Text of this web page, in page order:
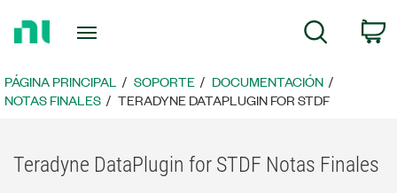
página
principal
Búsqueda
PÁGINA PRINCIPAL SOPORTE
DOCUMENTACIÓN
NOTAS FINALES
TERADYNE DATAPLUGIN FOR STDF
Teradyne DataPlugin for STDF Notas Finales